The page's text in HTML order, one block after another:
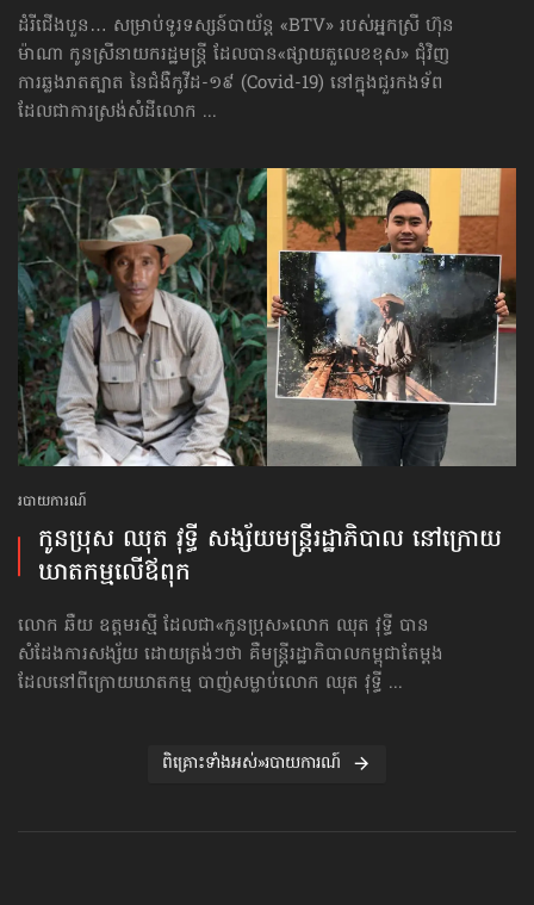
ដំរីជើងបួន… សម្រាប់ទូរទស្សន៍បាយ័ន្ដ «BTV» របស់អ្នកស្រី ហ៊ុន
ម៉ាណា កូនស្រីនាយករដ្ឋមន្ត្រី ដែលបាន​«ផ្សាយតួលេខខុស» ជុំវិញ
ការឆ្លងរាតត្បាត នៃជំងឺកូវីដ-១៩ (Covid-19) នៅក្នុងជួរកងទ័ព
ដែលជាការស្រង់​សំដី​លោក ...
របាយការណ៍
កូនប្រុស ឈុត វុទ្ធី សង្ស័យ​មន្ត្រីរដ្ឋាភិបាល នៅក្រោយ
ឃាតកម្ម​លើឪពុក
លោក ឆឺយ ឧត្ដមរស្មី ដែលជា«កូនប្រុស»លោក ឈុត វុទ្ធី បាន
សំដែងការសង្ស័យ ដោយត្រង់ៗថា គឺមន្ត្រីរដ្ឋាភិបាលកម្ពុជាតែម្ដង
ដែលនៅពីក្រោយឃាតកម្ម បាញ់សម្លាប់លោក ឈុត វុទ្ធី ...
ពិគ្រោះទាំងអស់»របាយការណ៍